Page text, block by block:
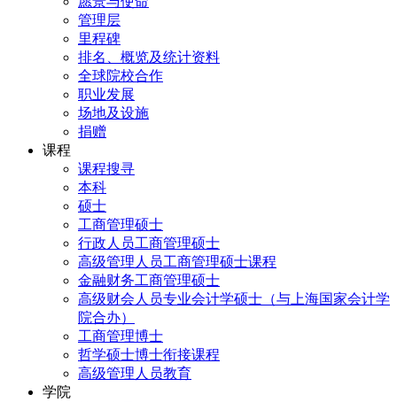
管理层
里程碑
排名、概览及统计资料
全球院校合作
职业发展
场地及设施
捐赠
课程
课程搜寻
本科
硕士
工商管理硕士
行政人员工商管理硕士
高级管理人员工商管理硕士课程
金融财务工商管理硕士
高级财会人员专业会计学硕士（与上海国家会计学
院合办）
工商管理博士
哲学硕士博士衔接课程
高级管理人员教育
学院